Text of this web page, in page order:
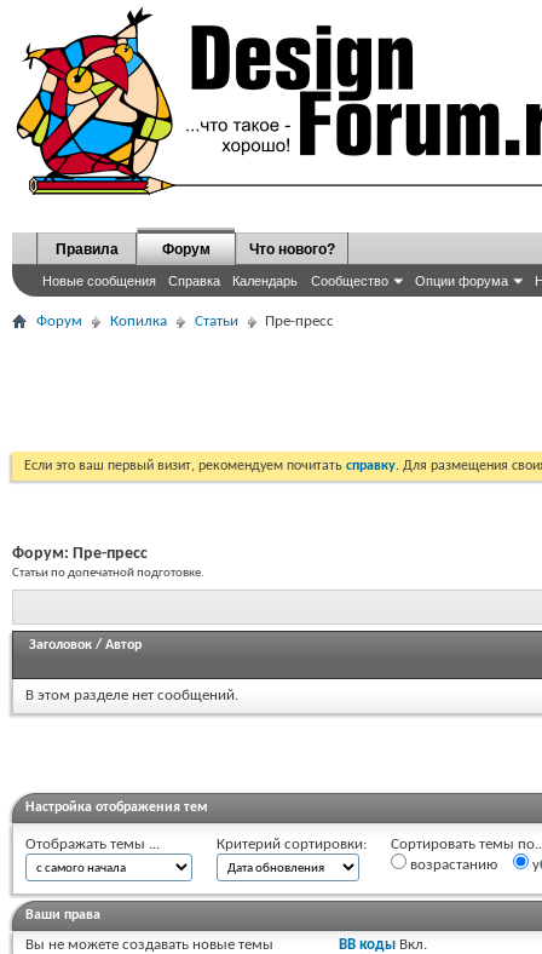
Правила Форум
Новые сообщения Справка Календарь Сообщество Опции форума
Что нового?
Форум Копилка Статьи Пре-пресс
Если это ваш первый визит, рекомендуем почитать справку. Для размещения
Форум: Пре-пресс
Статьи по допечатной подготовке.
Заголовок / Автор
В этом разделе нет сообщений.
Настройка отображения тем
Отображать темы ... Критерий сортировки:
Сортировать темы
возрастанию
Ваши права
Вы не можете создавать новые темы
BB коды Вкл.